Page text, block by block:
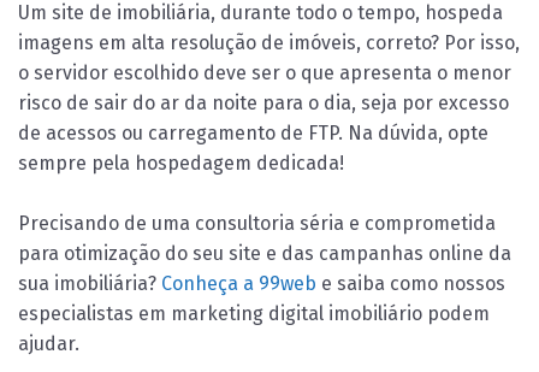
Um site de imobiliária, durante todo o tempo, hospeda
imagens em alta resolução de imóveis, correto? Por isso,
o servidor escolhido deve ser o que apresenta o menor
risco de sair do ar da noite para o dia, seja por excesso
de acessos ou carregamento de FTP. Na dúvida, opte
sempre pela hospedagem dedicada!
Precisando de uma consultoria séria e comprometida
para otimização do seu site e das campanhas online da
sua imobiliária? Conheça a 99web e saiba como nossos
especialistas em marketing digital imobiliário podem
ajudar.